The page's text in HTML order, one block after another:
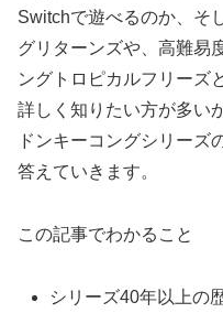
Switchで遊べるのか、そ
グリターンズや、高難易
ングトロピカルフリーズ
詳しく知りたい方が多い
ドンキーコングシリーズ
答えていきます。
この記事でわかること
シリーズ40年以上の